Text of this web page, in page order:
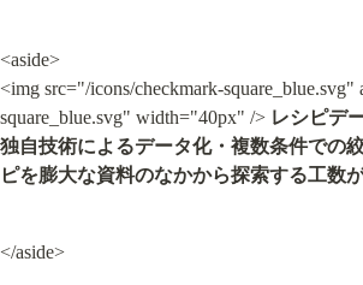
<aside>
<img src="/icons/checkmark-
square_blue.svg" width="40px" /> レシピデ
独自技術によるデータ化・複数条件での
ピを膨大な資料のなかから探索する工数
</aside>